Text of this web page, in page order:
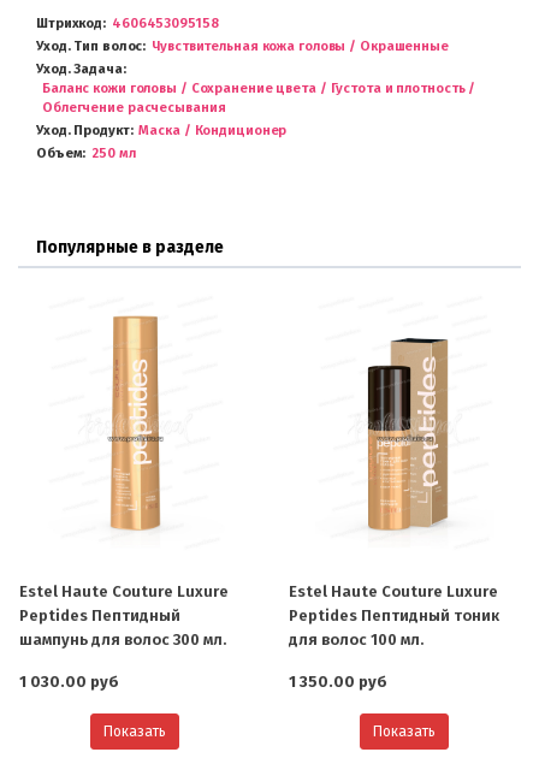
Штрихкод
4606453095158
Уход. Тип волос
Чувствительная кожа головы / Окрашенные
Уход. Задача
Баланс кожи головы / Сохранение цвета / Густота и плотность /
Облегчение расчесывания
Уход. Продукт
Маска / Кондиционер
Объем
250 мл
Популярные в разделе
Estel Haute Couture Luxure
Peptides Пептидный
шампунь для волос 300 мл.
1 030.00 руб
Показать
Estel Haute Couture Luxure
Peptides Пептидный тоник
для волос 100 мл.
1 350.00 руб
Показать